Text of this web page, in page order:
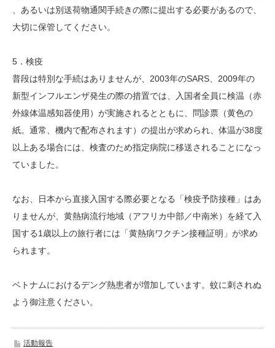
、あるいは別送荷物通関手続きの際に提出する必要があるので、
大切に保管してください。
5．検疫
普段は特別な手続はありませんが、2003年のSARS、2009年の
新型インフルエンザ発生の際の措置では、入国者全員に検温（赤
外線体温感知器使用）が実施されるとともに、問診票（黄色の
紙。通常、機内で配布されます）の提出が求められ、体温が38度
以上ある場合には、検査のため指定病院に移送されることになっ
ていました。
なお、日本から直接入国する際必要となる「検疫予防接種」はあ
りませんが、黄熱病流行地域（アフリカ中部／中南米）を経て入
国する1歳以上の旅行者には「黄熱病ワクチン接種証明」が求め
られます。
ベトナムにおけるデング熱患者が増加しています。蚊に刺されぬ
よう御注意ください。
活動報告